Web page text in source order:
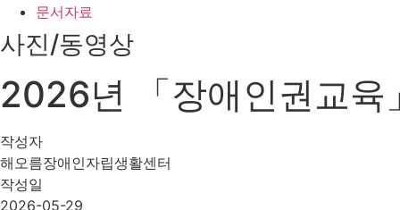
문서자료
사진/동영상
2026년 「장애인권교육
작성자
해오름장애인자립생활센터
작성일
2026-05-29